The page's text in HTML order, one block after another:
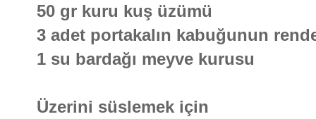
50 gr kuru kuş üzümü
3 adet portakalın kabuğunun
1 su bardağı meyve kurusu
Üzerini süslemek için